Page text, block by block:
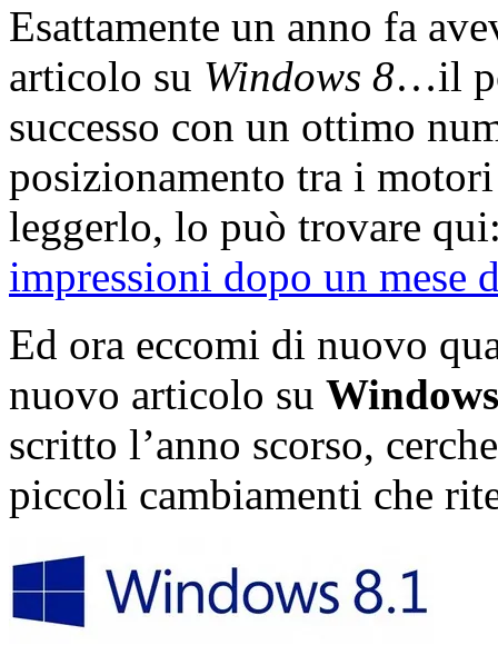
Esattamente un anno fa
articolo su Windows 8…il
successo con un ottimo
posizionamento tra i
leggerlo, lo può trovare
impressioni dopo un mese
Ed ora eccomi di nuovo
nuovo articolo su
scritto l’anno scorso,
piccoli cambiamenti che